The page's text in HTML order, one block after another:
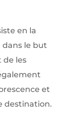
en la
le but
de les
et
destination.